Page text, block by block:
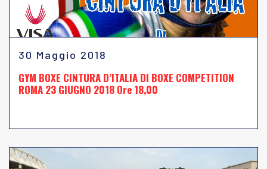
30 Maggio 2018
GYM BOXE CINTURA D’ITALIA DI BOXE COMPETITION
ROMA 23 GIUGNO 2018 Ore 18,00